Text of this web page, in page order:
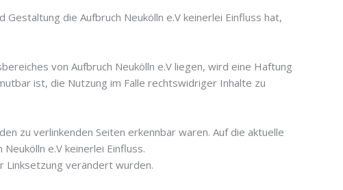
die Aufbruch Neukölln e.V keinerlei Einfluss hat,
von Aufbruch Neukölln e.V liegen, wird eine Haftung
ist, die Nutzung im Falle rechtswidriger Inhalte zu
zu verlinkenden Seiten erkennbar waren. Auf die aktuelle
e.V keinerlei Einfluss.
Linksetzung verändert wurden.